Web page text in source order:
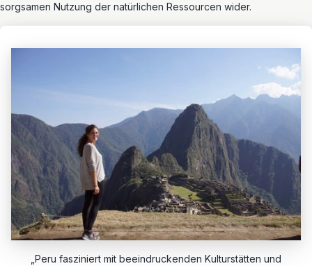
sorgsamen Nutzung der natürlichen Ressourcen wider.
„Peru fasziniert mit beeindruckenden Kulturstätten und